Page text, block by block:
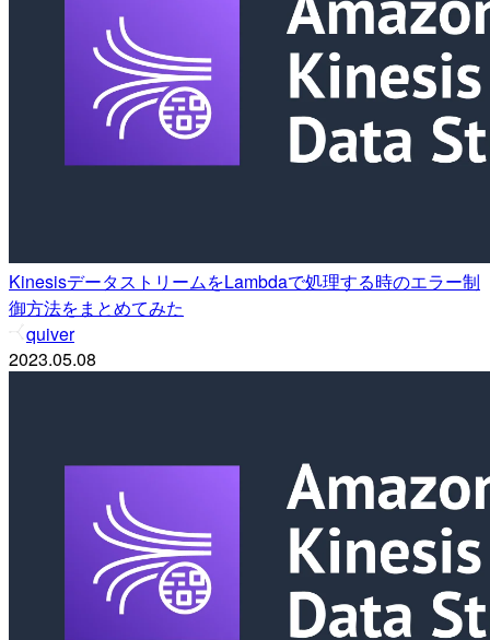
KinesisデータストリームをLambdaで処理する時のエラー制
御方法をまとめてみた
quiver
2023.05.08